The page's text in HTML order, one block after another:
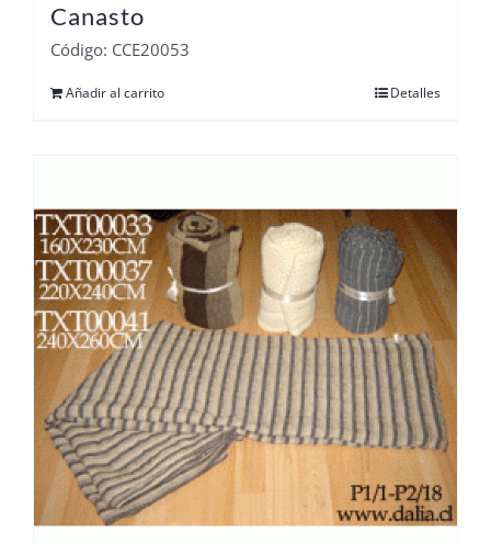
Canasto
Código: CCE20053
Añadir al carrito Detalles